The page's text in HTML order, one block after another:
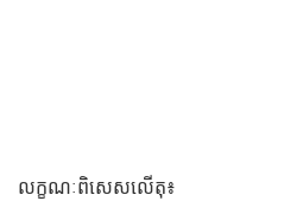
លក្ខណៈពិសេសលើតុ៖